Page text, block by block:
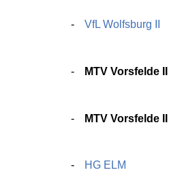
VfL Wolfsburg II
MTV Vorsfelde II
MTV Vorsfelde II
HG ELM